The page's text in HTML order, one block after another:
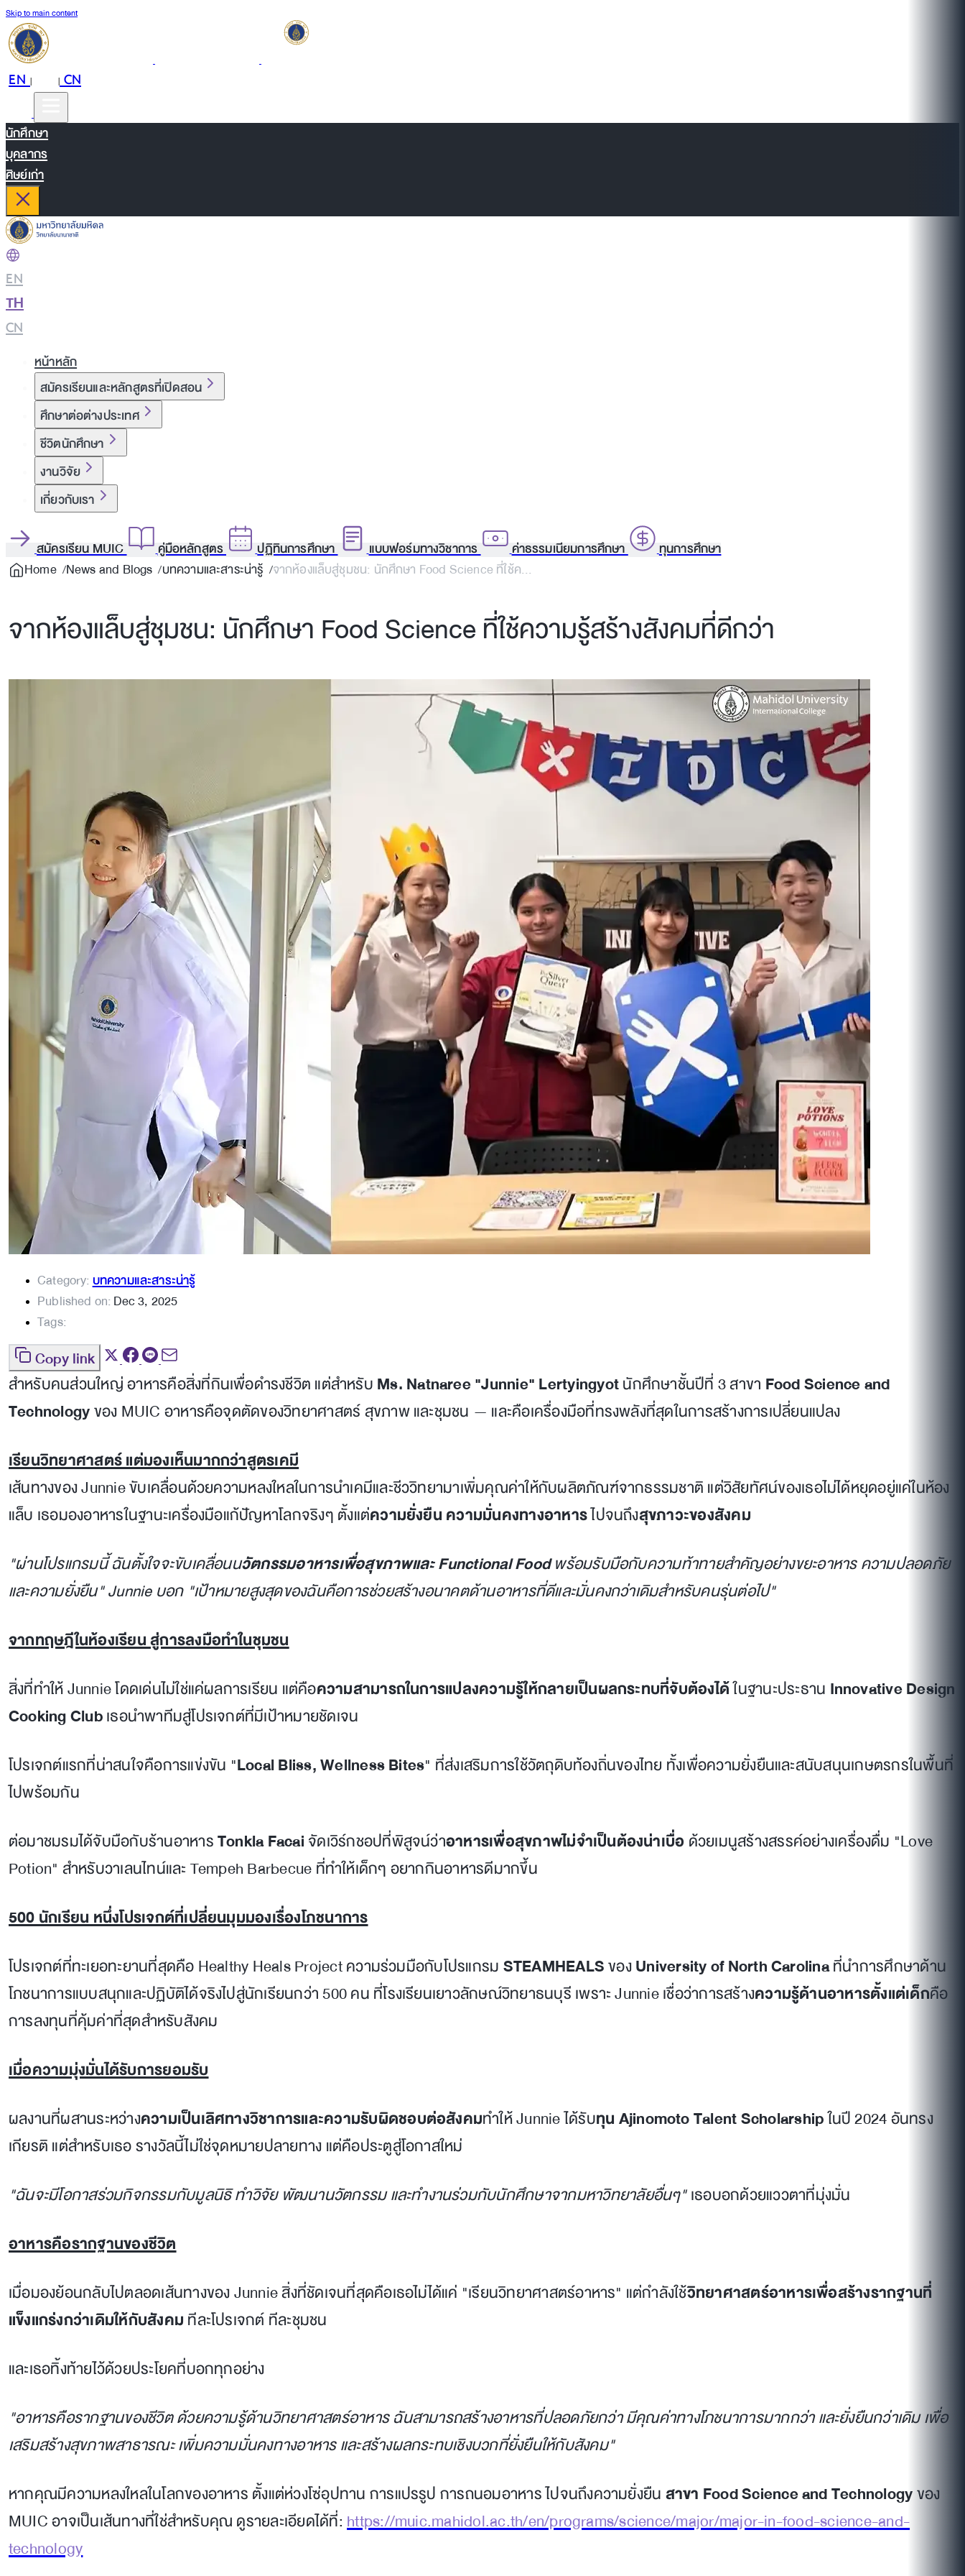
Skip to main content
EN| |CN
นักศึกษา
บุคลากร
ศิษย์เก่า
EN
TH
CN
หน้าหลัก
สมัครเรียนและหลักสูตรที่เปิดสอน
ศึกษาต่อต่างประเทศ
ชีวิตนักศึกษา
งานวิจัย
เกี่ยวกับเรา
สมัครเรียน MUIC คู่มือหลักสูตร ปฏิทินการศึกษา แบบฟอร์มทางวิชาการ ค่าธรรมเนียมการศึกษา
ทุนการศึกษา
Home News and Blogs บทความและสาระน่ารู้ จากห้องแล็บสู่ชุมชน: นักศึกษา Food Science ที่ใช้ค...
จากห้องแล็บสู่ชุมชน: นักศึกษา Food Science ที่ใช้ความรู้สร้างสังคมที่ดีกว่า
Category:บทความและสาระน่ารู้
Published on:Dec 3, 2025
Tags:
Copy link
สำหรับคนส่วนใหญ่ อาหารคือสิ่งที่กินเพื่อดำรงชีวิต แต่สำหรับMs. Natnaree "Junnie" Lertyingyotนักศึกษาชั้นปีที่ 3 สาขา Food Science and
Technologyของ MUIC อาหารคือจุดตัดของวิทยาศาสตร์ สุขภาพ และชุมชน — และคือเครื่องมือที่ทรงพลังที่สุดในการสร้างการเปลี่ยนแปลง
เรียนวิทยาศาสตร์ แต่มองเห็นมากกว่าสูตรเคมี
เส้นทางของ Junnie ขับเคลื่อนด้วยความหลงใหลในการนำเคมีและชีววิทยามาเพิ่มคุณค่าให้กับผลิตภัณฑ์จากธรรมชาติ แต่วิสัยทัศน์ของเธอไม่ได้หยุดอยู่แค่ในห้อง
แล็บ เธอมองอาหารในฐานะเครื่องมือแก้ปัญหาโลกจริงๆ ตั้งแต่ความยั่งยืน ความมั่นคงทางอาหารไปจนถึงสุขภาวะของสังคม
"ผ่านโปรแกรมนี้ ฉันตั้งใจจะขับเคลื่อนนวัตกรรมอาหารเพื่อสุขภาพและ Functional Foodพร้อมรับมือกับความท้าทายสำคัญอย่างขยะอาหาร ความปลอดภัย
และความยั่งยืน" Junnie บอก "เป้าหมายสูงสุดของฉันคือการช่วยสร้างอนาคตด้านอาหารที่ดีและมั่นคงกว่าเดิมสำหรับคนรุ่นต่อไป"
จากทฤษฎีในห้องเรียน สู่การลงมือทำในชุมชน
สิ่งที่ทำให้ Junnie โดดเด่นไม่ใช่แค่ผลการเรียน แต่คือความสามารถในการแปลงความรู้ให้กลายเป็นผลกระทบที่จับต้องได้ในฐานะประธาน Innovative Design
Cooking Clubเธอนำพาทีมสู่โปรเจกต์ที่มีเป้าหมายชัดเจน
โปรเจกต์แรกที่น่าสนใจคือการแข่งขัน "Local Bliss, Wellness Bites" ที่ส่งเสริมการใช้วัตถุดิบท้องถิ่นของไทย ทั้งเพื่อความยั่งยืนและสนับสนุนเกษตรกรในพื้นที่
ไปพร้อมกัน
ต่อมาชมรมได้จับมือกับร้านอาหารTonkla Facaiจัดเวิร์กชอปที่พิสูจน์ว่าอาหารเพื่อสุขภาพไม่จำเป็นต้องน่าเบื่อ ด้วยเมนูสร้างสรรค์อย่างเครื่องดื่ม "Love
Potion" สำหรับวาเลนไทน์และ Tempeh Barbecue ที่ทำให้เด็กๆ อยากกินอาหารดีมากขึ้น
500 นักเรียน หนึ่งโปรเจกต์ที่เปลี่ยนมุมมองเรื่องโภชนาการ
โปรเจกต์ที่ทะเยอทะยานที่สุดคือ Healthy Heals Project ความร่วมมือกับโปรแกรมSTEAMHEALSของUniversity of North Carolinaที่นำการศึกษาด้าน
โภชนาการแบบสนุกและปฏิบัติได้จริงไปสู่นักเรียนกว่า 500 คน ที่โรงเรียนเยาวลักษณ์วิทยาธนบุรี เพราะ Junnie เชื่อว่าการสร้างความรู้ด้านอาหารตั้งแต่เด็กคือ
การลงทุนที่คุ้มค่าที่สุดสำหรับสังคม
เมื่อความมุ่งมั่นได้รับการยอมรับ
ผลงานที่ผสานระหว่างความเป็นเลิศทางวิชาการและความรับผิดชอบต่อสังคมทำให้ Junnie ได้รับทุน Ajinomoto Talent Scholarshipในปี 2024 อันทรง
เกียรติ แต่สำหรับเธอ รางวัลนี้ไม่ใช่จุดหมายปลายทาง แต่คือประตูสู่โอกาสใหม่
"ฉันจะมีโอกาสร่วมกิจกรรมกับมูลนิธิ ทำวิจัย พัฒนานวัตกรรม และทำงานร่วมกับนักศึกษาจากมหาวิทยาลัยอื่นๆ"เธอบอกด้วยแววตาที่มุ่งมั่น
อาหารคือรากฐานของชีวิต
เมื่อมองย้อนกลับไปตลอดเส้นทางของ Junnie สิ่งที่ชัดเจนที่สุดคือเธอไม่ได้แค่ "เรียนวิทยาศาสตร์อาหาร" แต่กำลังใช้วิทยาศาสตร์อาหารเพื่อสร้างรากฐานที่
แข็งแกร่งกว่าเดิมให้กับสังคมทีละโปรเจกต์ ทีละชุมชน
และเธอทิ้งท้ายไว้ด้วยประโยคที่บอกทุกอย่าง
"อาหารคือรากฐานของชีวิต ด้วยความรู้ด้านวิทยาศาสตร์อาหาร ฉันสามารถสร้างอาหารที่ปลอดภัยกว่า มีคุณค่าทางโภชนาการมากกว่า และยั่งยืนกว่าเดิม เพื่อ
เสริมสร้างสุขภาพสาธารณะ เพิ่มความมั่นคงทางอาหาร และสร้างผลกระทบเชิงบวกที่ยั่งยืนให้กับสังคม"
หากคุณมีความหลงใหลในโลกของอาหาร ตั้งแต่ห่วงโซ่อุปทาน การแปรรูป การถนอมอาหาร ไปจนถึงความยั่งยืนสาขา Food Science and Technologyของ
MUIC อาจเป็นเส้นทางที่ใช่สำหรับคุณ ดูรายละเอียดได้ที่:https://muic.mahidol.ac.th/en/programs/science/major/major-in-food-science-and-
technology